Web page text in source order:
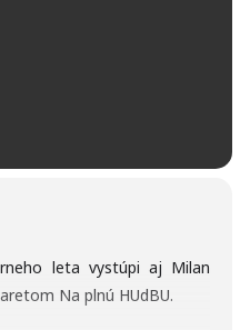
leta vystúpi aj Milan
Na plnú HUdBU.